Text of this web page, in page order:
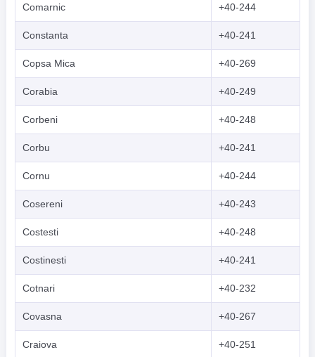
Comarnic +40-244
Constanta +40-241
Copsa Mica +40-269
Corabia +40-249
Corbeni +40-248
Corbu +40-241
Cornu +40-244
Cosereni +40-243
Costesti +40-248
Costinesti +40-241
Cotnari +40-232
Covasna +40-267
Craiova +40-251